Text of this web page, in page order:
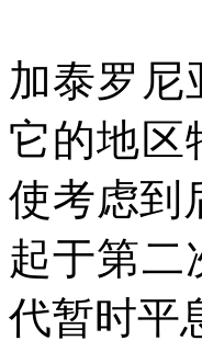
加泰罗尼
它的地区
使考虑到
起于第二
代暂时平